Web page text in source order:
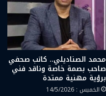
محمد الصناديلي.. كاتب صحفي
صاحب بصمة خاصة وناقد فني
برؤية مهنية ممتدة
الخميس : 14/5/2026